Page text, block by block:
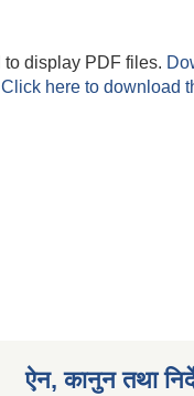
to display PDF files.
Click here to download
ऐन, कानुन तथा